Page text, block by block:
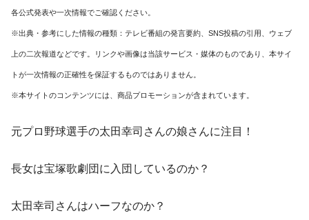
各公式発表や一次情報でご確認ください。
※出典・参考にした情報の種類：テレビ番組の発言要約、SNS投稿の引用、ウェブ
上の二次報道などです。リンクや画像は当該サービス・媒体のものであり、本サイ
トが一次情報の正確性を保証するものではありません。
※本サイトのコンテンツには、商品プロモーションが含まれています。
元プロ野球選手の太田幸司さんの娘さんに注目！
長女は宝塚歌劇団に入団しているのか？
太田幸司さんはハーフなのか？